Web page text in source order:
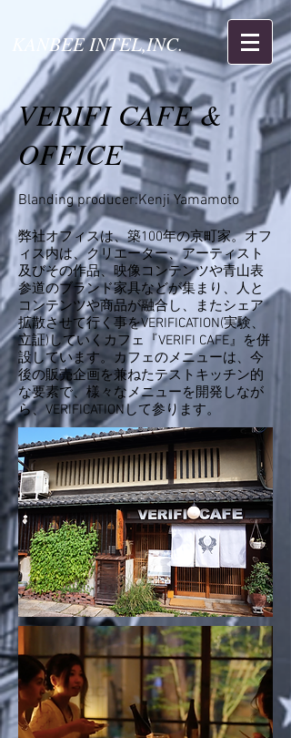
KANBEE INTEL,INC.
VERIFI CAFE &
OFFICE
Blanding producer:Kenji Yamamoto
弊社オフィスは、築100年の京町家。オフ
ィス内は、クリエーター、アーティスト
及びその作品、映像コンテンツや青山表
参道のブランド家具などが集まり、人と
コンテンツや商品が融合し、またシェア
拡散させて行く事をVERIFICATION(実験、
立証)していくカフェ『VERIFI CAFE』を併
設しています。カフェのメニューは、今
後の販売企画を兼ねたテストキッチン的
な要素で、様々なメニューを開発しなが
ら、VERIFICATIONして参ります。